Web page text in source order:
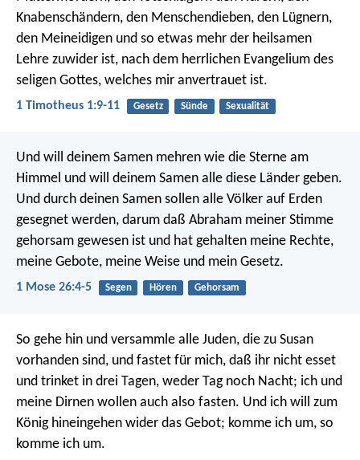
Knabenschändern, den Menschendieben, den Lügnern,
den Meineidigen und so etwas mehr der heilsamen
Lehre zuwider ist, nach dem herrlichen Evangelium des
seligen Gottes, welches mir anvertrauet ist.
1 Timotheus 1:9-11 Gesetz Sünde Sexualität
Und will deinem Samen mehren wie die Sterne am
Himmel und will deinem Samen alle diese Länder geben.
Und durch deinen Samen sollen alle Völker auf Erden
gesegnet werden, darum daß Abraham meiner Stimme
gehorsam gewesen ist und hat gehalten meine Rechte,
meine Gebote, meine Weise und mein Gesetz.
1 Mose 26:4-5 Segen Hören Gehorsam
So gehe hin und versammle alle Juden, die zu Susan
vorhanden sind, und fastet für mich, daß ihr nicht esset
und trinket in drei Tagen, weder Tag noch Nacht; ich und
meine Dirnen wollen auch also fasten. Und ich will zum
König hineingehen wider das Gebot; komme ich um, so
komme ich um.